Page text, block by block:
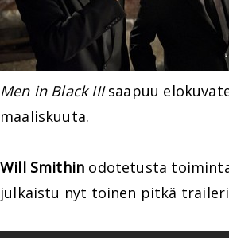
Men in Black IIIsaapuu
maaliskuuta.
Will Smithin odotetusta
julkaistu nyt toinen pitkä